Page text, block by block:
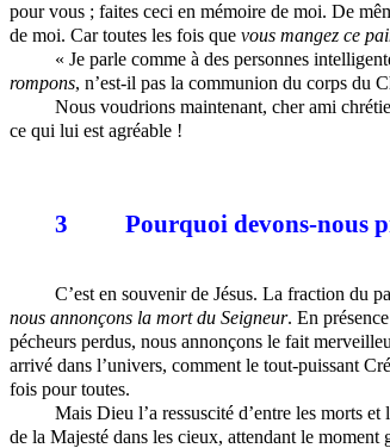
pour vous ; faites ceci en mémoire de moi. De
de moi. Car toutes les fois que vous mangez ce
« Je parle comme à des personnes
rompons, n’est-il pas la communion du corps du
Nous voudrions maintenant, cher ami
ce qui lui est agréable !
3 Pourquoi devons-nous
C’est en souvenir de Jésus. La fraction du
nous annonçons la mort du Seigneur. En
pécheurs perdus, nous annonçons le fait
arrivé dans l’univers, comment le tout-puissant
fois pour toutes.
Mais Dieu l’a ressuscité d’entre les morts
de la Majesté dans les cieux, attendant le